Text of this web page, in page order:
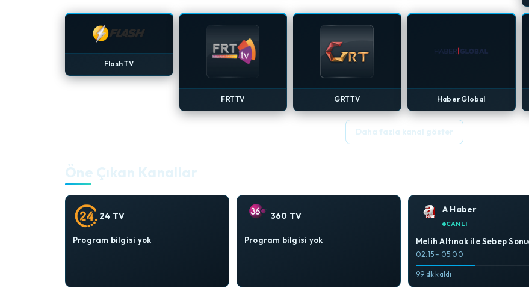
Flash TV
FRT TV GRT TV Haber Global
Daha fazla kanal göster
Öne Çıkan Kanallar
24 TV
Program bilgisi yok
360 TV
Program bilgisi yok
A Haber
CANLI
Melih Altınok ile Sebep
02:15 – 05:00
99 dk kaldı